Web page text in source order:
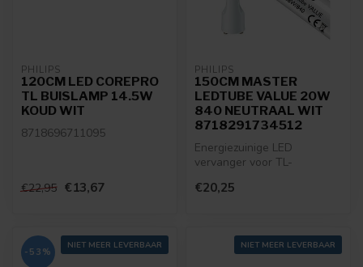
PHILIPS
120CM LED COREPRO
TL BUISLAMP 14.5W
KOUD WIT
8718696711095
€22,95 €13,67
PHILIPS
150CM MASTER
LEDTUBE VALUE 20W
840 NEUTRAAL WIT
8718291734512
Energiezuinige LED
vervanger voor TL-
929000287602
€20,25
NIET MEER LEVERBAAR
-53%
NIET MEER LEVERBAAR